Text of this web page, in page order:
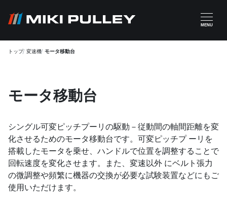
MENU
トップ 変速機 モータ移動台
モータ移動台
シングル可変ピッチプーリの駆動－従動間の軸間距離を変
化させるためのモータ移動台です。可変ピッチプ ーリを
搭載したモータを乗せ、ハンドルで位置を調整することで
回転速度を変化させます。また、変速以外 にベルト張力
の微調整や頻繁に機器の交換が必要な試験装置などにもご
使用いただけます。